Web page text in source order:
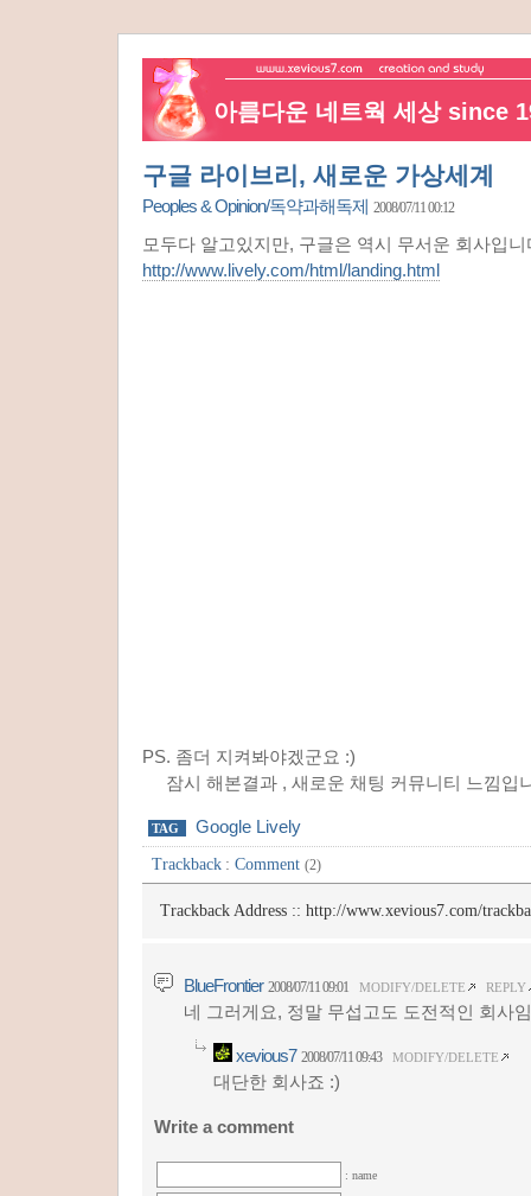
아름다운 네트웍 세상 since
구글 라이브리, 새로운 가상세계
Peoples & Opinion/독약과해독제 2008/07/11 00:12
모두다 알고있지만, 구글은 역시 무서운 회사입니
http://www.lively.com/html/landing.html
PS. 좀더 지켜봐야겠군요 :)
잠시 해본결과 , 새로운 채팅 커뮤니티 느낌입
TAG Google Lively
Trackback : Comment (2)
Trackback Address :: http://www.xevious7.com/
BlueFrontier 2008/07/11 09:01 MODIFY/DELETE REPLY
네 그러게요, 정말 무섭고도 도전적인 회사
xevious7 2008/07/11 09:43 MODIFY/DELETE
대단한 회사죠 :)
Write a comment
: name